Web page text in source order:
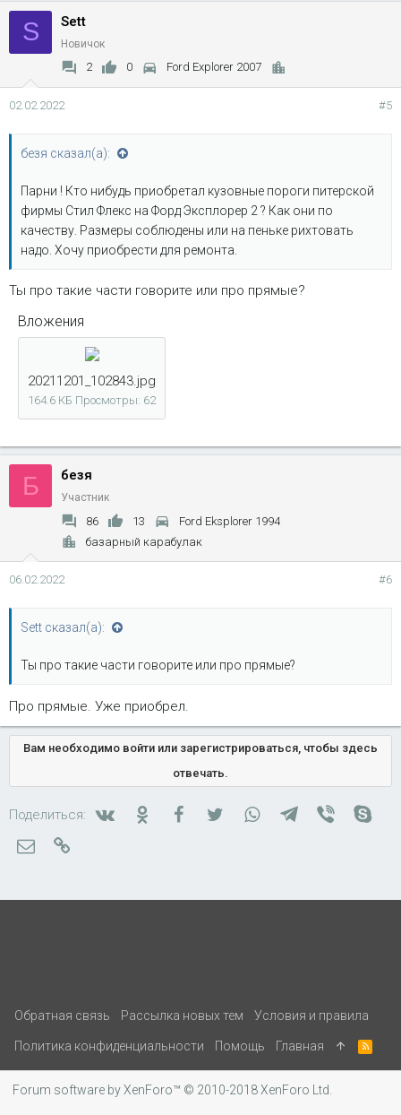
S Sett
Новичок
2 0 Ford Explorer 2007
02.02.2022 #5
безя сказал(а):
Парни ! Кто нибудь приобретал кузовные пороги питерской
фирмы Стил Флекс на Форд Эксплорер 2 ? Как они по
качеству. Размеры соблюдены или на пеньке рихтовать
надо. Хочу приобрести для ремонта.
Ты про такие части говорите или про прямые?
Вложения
20211201_102843.jpg
164.6 КБ Просмотры: 62
Б безя
Участник
86 13
Ford Eksplorer 1994
базарный карабулак
06.02.2022 #6
Sett сказал(а):
Ты про такие части говорите или про прямые?
Про прямые. Уже приобрел.
Вам необходимо войти или зарегистрироваться, чтобы здесь
отвечать.
Поделиться: ВконтактеОдноклассники
FacebookTwitterWhatsAppTelegram
Viber
Электронная почта
Обратная связь Рассылка новых тем Условия и правила
Политика конфиденциальности Помощь Главная
R
S
Forum software by XenForo™ © 2010-2018 XenForo Ltd.